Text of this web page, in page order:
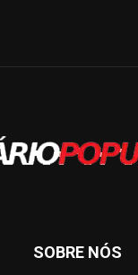
SOBRE NÓS